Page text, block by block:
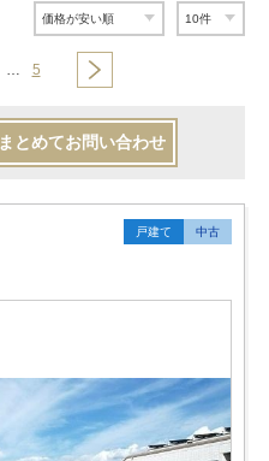
… 5
まとめてお問い合わせ
戸建て 中古